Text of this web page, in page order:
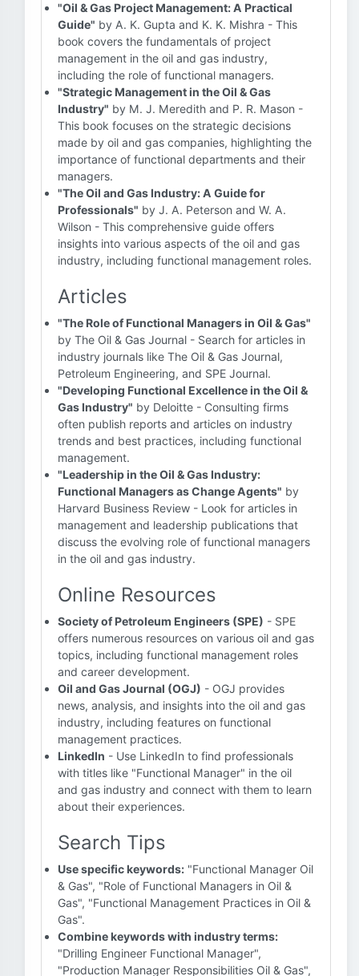
"Oil & Gas Project Management: A Practical
Guide" by A. K. Gupta and K. K. Mishra - This
book covers the fundamentals of project
management in the oil and gas industry,
including the role of functional managers.
"Strategic Management in the Oil & Gas
Industry" by M. J. Meredith and P. R. Mason -
This book focuses on the strategic decisions
made by oil and gas companies, highlighting the
importance of functional departments and their
managers.
"The Oil and Gas Industry: A Guide for
Professionals" by J. A. Peterson and W. A.
Wilson - This comprehensive guide offers
insights into various aspects of the oil and gas
industry, including functional management roles.
Articles
"The Role of Functional Managers in Oil & Gas"
by The Oil & Gas Journal - Search for articles in
industry journals like The Oil & Gas Journal,
Petroleum Engineering, and SPE Journal.
"Developing Functional Excellence in the Oil &
Gas Industry" by Deloitte - Consulting firms
often publish reports and articles on industry
trends and best practices, including functional
management.
"Leadership in the Oil & Gas Industry:
Functional Managers as Change Agents" by
Harvard Business Review - Look for articles in
management and leadership publications that
discuss the evolving role of functional managers
in the oil and gas industry.
Online Resources
Society of Petroleum Engineers (SPE) - SPE
offers numerous resources on various oil and gas
topics, including functional management roles
and career development.
Oil and Gas Journal (OGJ) - OGJ provides
news, analysis, and insights into the oil and gas
industry, including features on functional
management practices.
LinkedIn - Use LinkedIn to find professionals
with titles like "Functional Manager" in the oil
and gas industry and connect with them to learn
about their experiences.
Search Tips
Use specific keywords: "Functional Manager Oil
& Gas", "Role of Functional Managers in Oil &
Gas", "Functional Management Practices in Oil &
Gas".
Combine keywords with industry terms:
"Drilling Engineer Functional Manager",
"Production Manager Responsibilities Oil & Gas",